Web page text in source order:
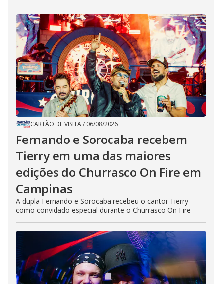
CARTÃO DE VISITA/ 06/08/2026
Fernando e Sorocaba recebem
Tierry em uma das maiores
edições do Churrasco On Fire em
Campinas
A dupla Fernando e Sorocaba recebeu o cantor Tierry
como convidado especial durante o Churrasco On Fire